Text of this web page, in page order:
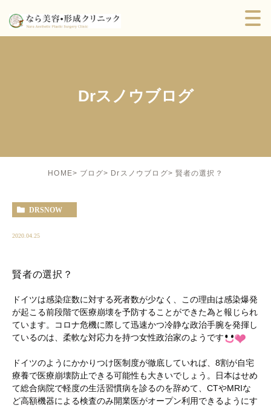
Drスノウブログ
HOME ブログ Drスノウブログ 賢者の選択？
DRSNOW
2020.04.25
賢者の選択？
ドイツは感染症数に対する死者数が少なく、この理由は感染爆発
が起こる前段階で医療崩壊を予防することができた為と報じられ
ています。コロナ危機に際して迅速かつ冷静な政治手腕を発揮し
ているのは、柔軟な対応力を持つ女性政治家のようです
ドイツのようにかかりつけ医制度が徹底していれば、8割が自宅
療養で医療崩壊防止できる可能性も大きいでしょう。日本はせめ
て総合病院で軽度の生活習慣病を診るのを辞めて、CTやMRIな
ど高額機器による検査のみ開業医がオープン利用できるようにす